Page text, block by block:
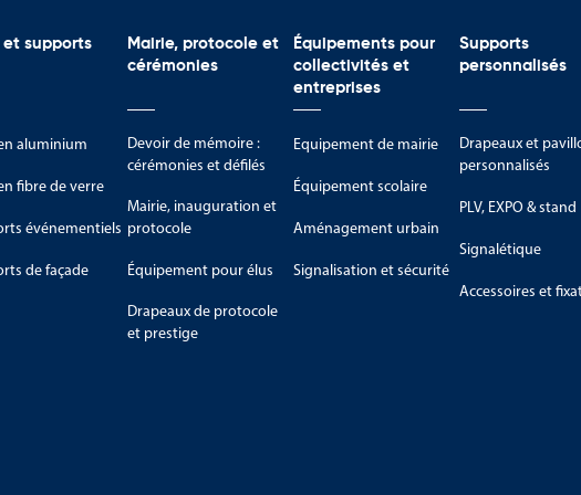
toucher
signature
à créer une atmosphère raffinée adaptée aux espaces institutionnels et aux
qualitatif s'intègre facilement dans les mairies, administrations et salles de
et supports
aluminium
fibre de verre
événementiels
de façade
Mairie, protocole et
cérémonies
Devoir de mémoire :
cérémonies et défilés
Mairie, inauguration et
protocole
Équipement pour élus
Drapeaux de protocole
et prestige
Équipements pour
collectivités et
entreprises
Equipement de mairie
Équipement scolaire
Aménagement urbain
Signalisation et sécurité
Supports
personnalisés
Drapeaux et
personnalisés
PLV, EXPO & stand
Signalétique
Accessoires et